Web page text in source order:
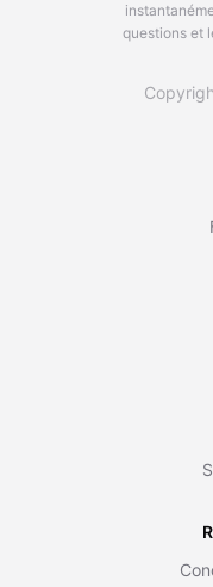
questions et